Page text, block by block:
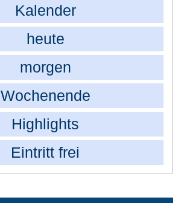
Kalender
heute
morgen
Wochenende
Highlights
Eintritt frei